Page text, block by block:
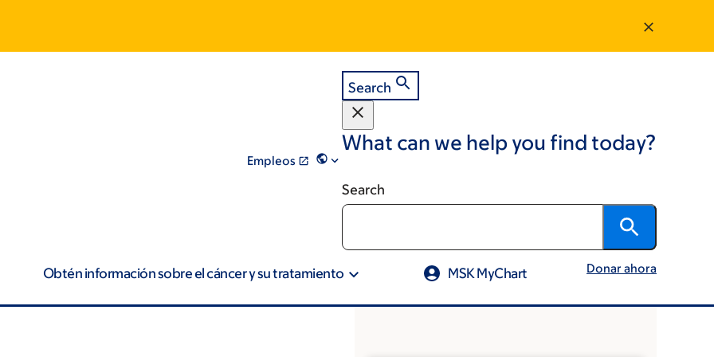
Empleos
Search
What can we help you find today?
Search
Obtén información sobre el cáncer y su tratamiento MSK MyChart Donar ahora